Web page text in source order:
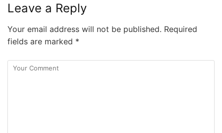
Leave a Reply
Your email address will not be published. Required
fields are marked *